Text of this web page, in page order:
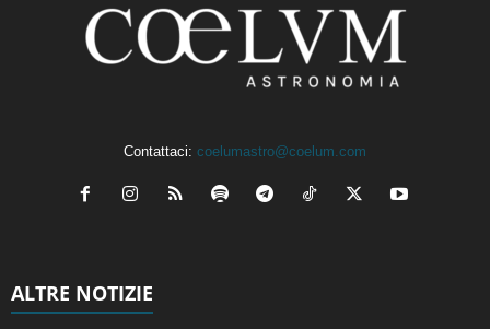
Contattaci: coelumastro@coelum.com
ALTRE NOTIZIE